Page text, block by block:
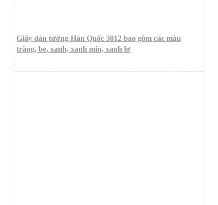
Giấy dán tường Hàn Quốc 3812 bao gồm các màu
trắng, be, xanh, xanh min, xanh lơ